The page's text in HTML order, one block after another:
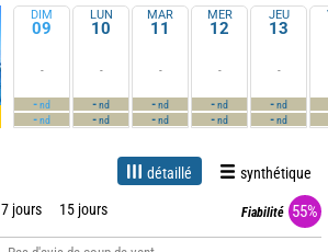
DIM
09
-
-nd
-nd
LUN
10
-
-nd
-nd
MAR
11
-
-nd
-nd
MER
12
-
-nd
-nd
JEU
13
-
-nd
-nd
détaillé synthétique
7 jours 15 jours Fiabilité 55%